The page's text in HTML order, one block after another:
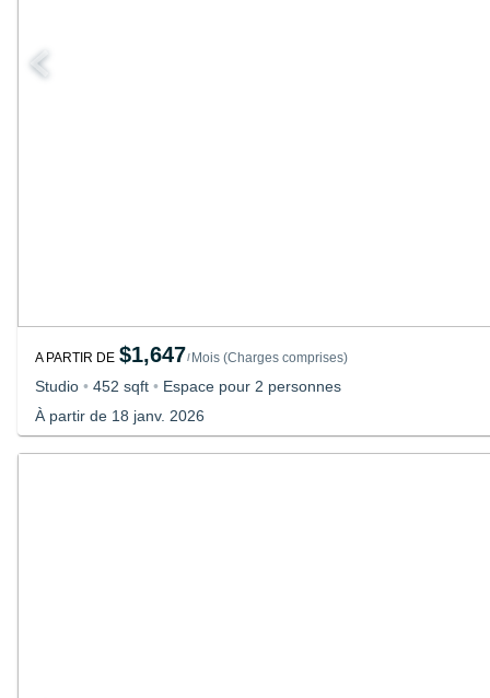
A PARTIR DE $1,647/ Mois (Charges comprises)
Studio • 452 sqft • Espace pour 2 personnes
À partir de 18 janv. 2026